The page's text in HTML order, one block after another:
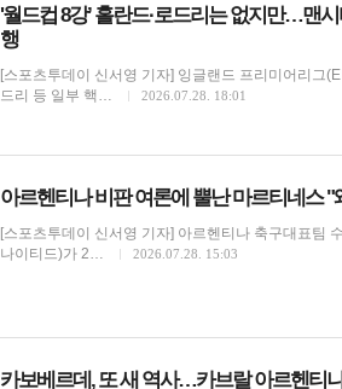
연예 스포츠 라이프 포토
'월드컵 8강’ 홀란드·로드리는 없지만…맨
행
[스포츠투데이 신서영 기자] 잉글랜드 프리미어리그
드리 등 일부 핵…
2026.07.28. 18:01
아르헨티나 비판 여론에 뿔난 마르티네스
[스포츠투데이 신서영 기자] 아르헨티나 축구대표팀
나이티드)가 2…
2026.07.28. 15:03
카보베르데, 또 새 역사…카브랄 아르헨티